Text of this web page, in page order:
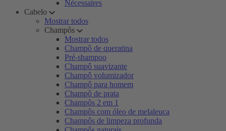
Nécessaires
Cabelo
Mostrar todos
Champôs
Mostrar todos
Champô de queratina
Pré-shampoo
Champô suavizante
Champô volumizador
Champô para homem
Champô de prata
Champôs 2 em 1
Champôs com óleo de melaleuca
Champôs de limpeza profunda